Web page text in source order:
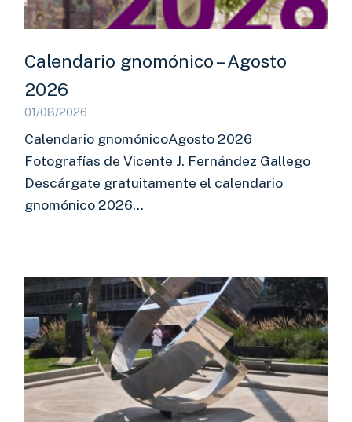
Calendario gnomónico – Agosto
2026
01/08/2026
Calendario gnomónicoAgosto 2026
Fotografías de Vicente J. Fernández Gallego
Descárgate gratuitamente el calendario
gnomónico 2026…